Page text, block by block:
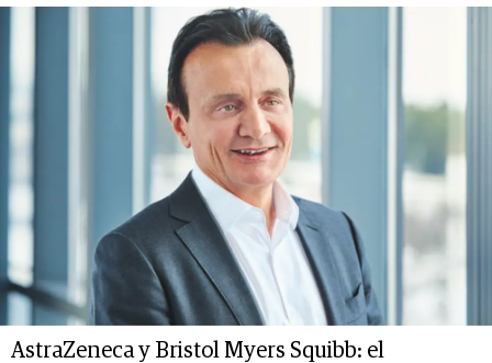
AstraZeneca y Bristol Myers Squibb: el